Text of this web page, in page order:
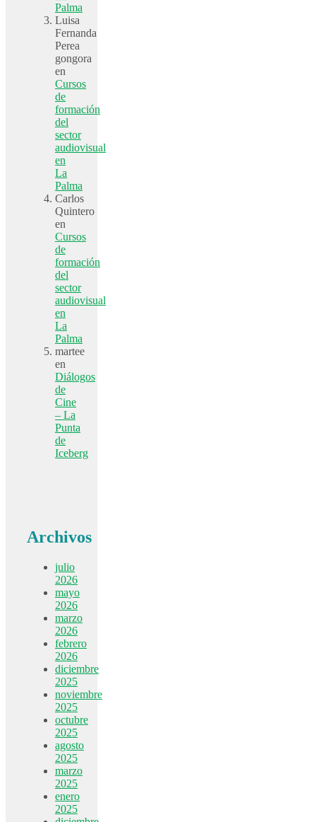
Palma
Luisa
Fernanda
Perea
gongora
en
Cursos
de
formación
del
sector
audiovisual
en
La
Palma
Carlos
Quintero
en
Cursos
de
formación
del
sector
audiovisual
en
La
Palma
martee
en
Diálogos
de
Cine
– La
Punta
de
Iceberg
Archivos
julio
2026
mayo
2026
marzo
2026
febrero
2026
diciembre
2025
noviembre
2025
octubre
2025
agosto
2025
marzo
2025
enero
2025